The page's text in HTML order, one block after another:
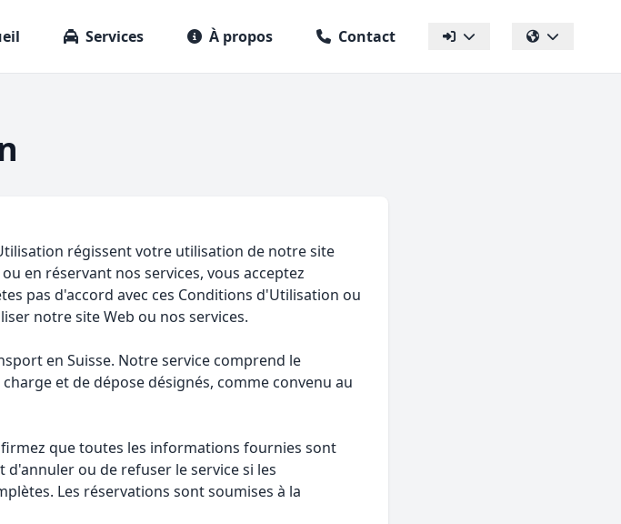
Services À propos Contact
régissent votre utilisation de notre site
en réservant nos services, vous acceptez
pas d'accord avec ces Conditions d'Utilisation ou
notre site Web ou nos services.
en Suisse. Notre service comprend le
et de dépose désignés, comme convenu au
que toutes les informations fournies sont
ou de refuser le service si les
Les réservations sont soumises à la